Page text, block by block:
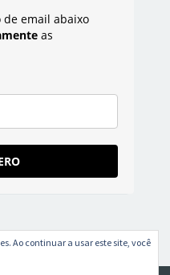
de email abaixo
as
Ao continuar a usar este site, você